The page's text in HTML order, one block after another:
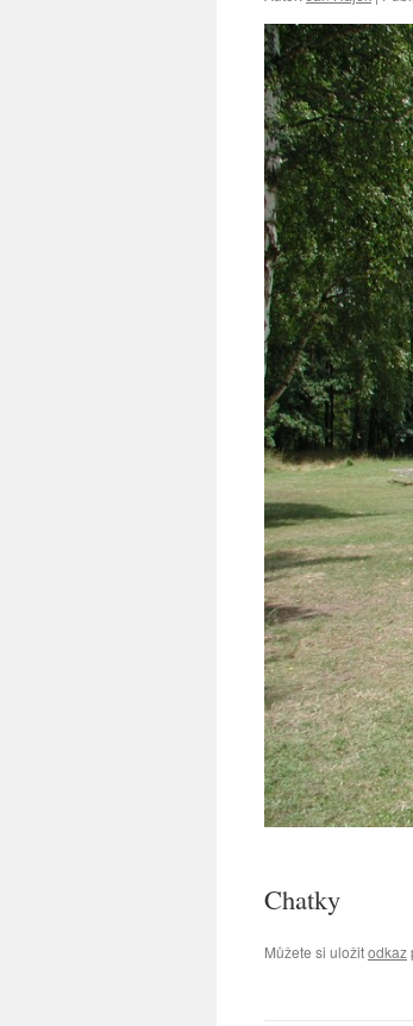
Chatky
Můžete si uložitodkaz